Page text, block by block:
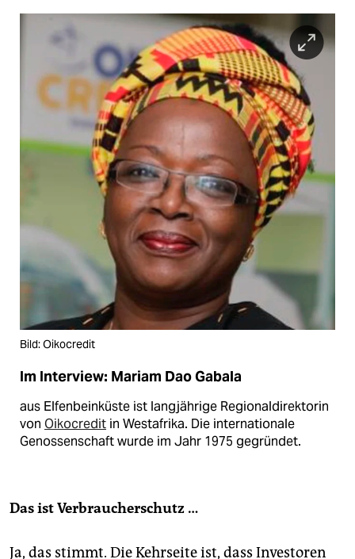
Bild: Oikocredit
Im Interview: Mariam Dao Gabala
aus Elfenbeinküste ist langjährige Regionaldirektorin
von Oikocredit in Westafrika. Die internationale
Genossenschaft wurde im Jahr 1975 gegründet.
Das ist Verbraucherschutz …
Ja, das stimmt. Die Kehrseite ist, dass Investoren